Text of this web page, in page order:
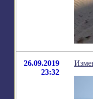
26.09.2019
23:32